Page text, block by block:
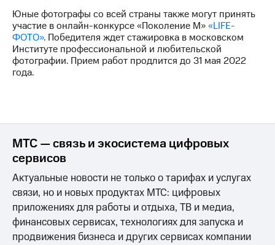
о
погашении
именных
облигаций
Другое
развитие
На главную
Юные фотографы со всей страны также могут принять
участие в онлайн-конкурсе «Поколение М»«LIFE-
ФОТО». Победителя ждет стажировка в московском
Институте профессиональной и любительской
фотографии. Прием работ продлится до 31 мая 2022
года.
МТС — связь и экосистема цифровых
сервисов
Актуальные новости не только о тарифах и услугах
связи, но и новых продуктах МТС: цифровых
приложениях для работы и отдыха, ТВ и медиа,
финансовых сервисах, технологиях для запуска и
продвижения бизнеса и других сервисах компании